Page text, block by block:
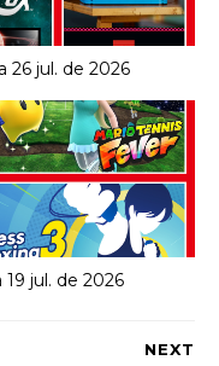
26 jul. de 2026
jul. de 2026
NEXT